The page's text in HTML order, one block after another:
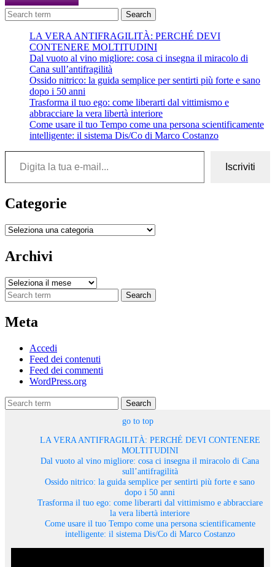
Search
LA VERA ANTIFRAGILITÀ: PERCHÉ DEVI
CONTENERE MOLTITUDINI
Dal vuoto al vino migliore: cosa ci insegna il miracolo di
Cana sull’antifragilità
Ossido nitrico: la guida semplice per sentirti più forte e sano
dopo i 50 anni
Trasforma il tuo ego: come liberarti dal vittimismo e
abbracciare la vera libertà interiore
Come usare il tuo Tempo come una persona scientificamente
intelligente: il sistema Dis/Co di Marco Costanzo
Digita la tua e-mail...
Iscriviti
Categorie
Categorie
Archivi
Archivi
Search
Meta
Accedi
Feed dei contenuti
Feed dei commenti
WordPress.org
Search
go to top
LA VERA ANTIFRAGILITÀ: PERCHÉ DEVI CONTENERE
MOLTITUDINI
Dal vuoto al vino migliore: cosa ci insegna il miracolo di Cana
sull’antifragilità
Ossido nitrico: la guida semplice per sentirti più forte e sano
dopo i 50 anni
Trasforma il tuo ego: come liberarti dal vittimismo e abbracciare
la vera libertà interiore
Come usare il tuo Tempo come una persona scientificamente
intelligente: il sistema Dis/Co di Marco Costanzo